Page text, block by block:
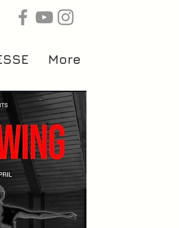
More